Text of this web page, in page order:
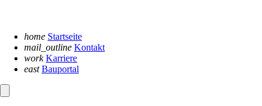
home Startseite
mail_outline Kontakt
work Karriere
east Bauportal